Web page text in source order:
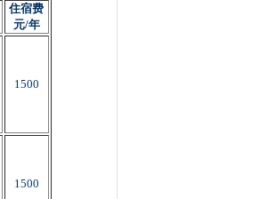
住宿费
元/年
1500
1500